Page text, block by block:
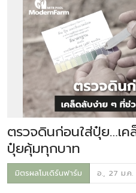
ตรวจดินก่อนใส่ปุ๋ย…เ
ปุ๋ยคุ้มทุกบาท
มิตรผลโมเดิร์นฟาร์ม อ., 27 ม.ค.